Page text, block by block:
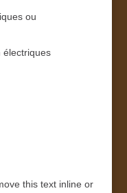
ou
électriques
this text inline or